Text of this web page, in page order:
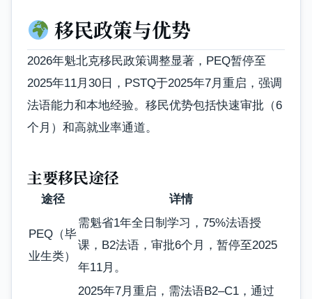
移民政策与优势
2026年魁北克移民政策调整显著，PEQ暂停至
2025年11月30日，PSTQ于2025年7月重启，强调
法语能力和本地经验。移民优势包括快速审批（6
个月）和高就业率通道。
主要移民途径
途径 详情
PEQ（毕
业生类）
需魁省1年全日制学习，75%法语授
课，B2法语，审批6个月，暂停至2025
年11月。
2025年7月重启，需法语B2–C1，通过